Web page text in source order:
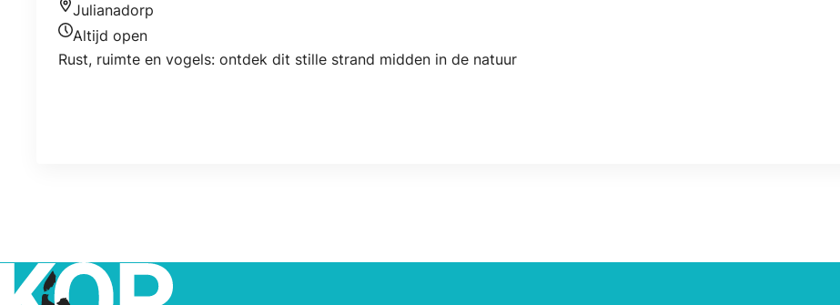
Locatie
Julianadorp
Openingstijden vandaag
Altijd open
Rust, ruimte en vogels: ontdek dit stille strand midden in de natuur